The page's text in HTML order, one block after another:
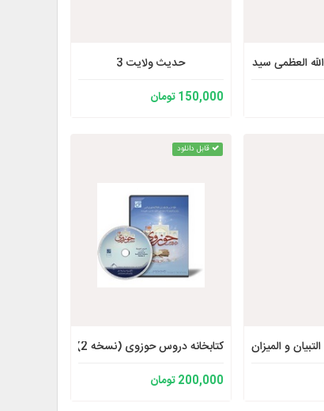
العظمی سید محمدحسین فضل‌الله قدّس سرّه
حدیث ولایت 3
150,000 تومان
الاصدار الثانی
و المیزان
قابل دانلود
کتابخانه دروس حوزوی (نسخه 2)
200,000 تومان